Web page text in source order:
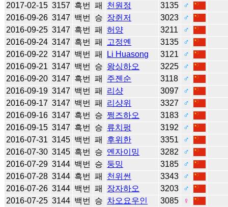
2017-02-15 3157 흑번 패 천원정 3135
♂
2016-09-26 3147 백번 승 장쥔저 3023
♂
2016-09-25 3147 흑번 패 허양 3211
♂
2016-09-24 3147 흑번 패 고정옌 3135
♂
2016-09-22 3147 백번 패 Li Huasong 3121
♂
2016-09-21 3147 백번 승 왕싱하오 3225
♂
2016-09-20 3147 흑번 패 주젠순 3118
♂
2016-09-19 3147 백번 패 리샹 3097
♂
2016-09-17 3147 백번 패 리샹위 3327
♂
2016-09-16 3147 흑번 승 쩡즈하오 3183
♂
2016-09-15 3147 흑번 승 류치펑 3192
♂
2016-07-31 3145 백번 패 후위한 3351
♂
2016-07-30 3145 흑번 승 옌자이밍 3282
♂
2016-07-29 3144 백번 승 둥밍 3185
♂
2016-07-28 3144 흑번 패 천위썬 3343
♂
2016-07-26 3144 백번 패 장자하오 3203
♂
2016-07-25 3144 백번 승 차오요우인 3085
♀